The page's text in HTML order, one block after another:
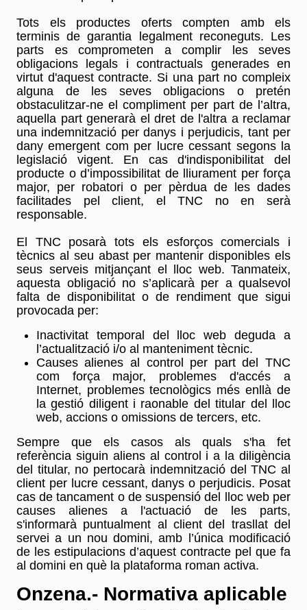
Tots els productes oferts compten amb els
terminis de garantia legalment reconeguts. Les
parts es comprometen a complir les seves
obligacions legals i contractuals generades en
virtut d'aquest contracte. Si una part no compleix
alguna de les seves obligacions o pretén
obstaculitzar-ne el compliment per part de l’altra,
aquella part generarà el dret de l'altra a reclamar
una indemnització per danys i perjudicis, tant per
dany emergent com per lucre cessant segons la
legislació vigent. En cas d'indisponibilitat del
producte o d’impossibilitat de lliurament per força
major, per robatori o per pèrdua de les dades
facilitades pel client, el TNC no en serà
responsable.
El TNC posarà tots els esforços comercials i
tècnics al seu abast per mantenir disponibles els
seus serveis mitjançant el lloc web. Tanmateix,
aquesta obligació no s’aplicarà per a qualsevol
falta de disponibilitat o de rendiment que sigui
provocada per:
Inactivitat temporal del lloc web deguda a
l’actualització i/o al manteniment tècnic.
Causes alienes al control per part del TNC
com força major, problemes d'accés a
Internet, problemes tecnològics més enllà de
la gestió diligent i raonable del titular del lloc
web, accions o omissions de tercers, etc.
Sempre que els casos als quals s'ha fet
referència siguin aliens al control i a la diligència
del titular, no pertocarà indemnització del TNC al
client per lucre cessant, danys o perjudicis. Posat
cas de tancament o de suspensió del lloc web per
causes alienes a l'actuació de les parts,
s'informarà puntualment al client del trasllat del
servei a un nou domini, amb l’única modificació
de les estipulacions d’aquest contracte pel que fa
al domini en què la plataforma roman activa.
Onzena.- Normativa aplicable